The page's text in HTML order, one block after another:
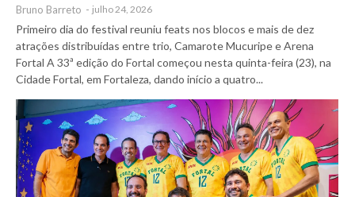
Bruno Barreto - julho 24, 2026
Primeiro dia do festival reuniu feats nos blocos e mais de dez
atrações distribuídas entre trio, Camarote Mucuripe e Arena
Fortal A 33ª edição do Fortal começou nesta quinta-feira (23), na
Cidade Fortal, em Fortaleza, dando início a quatro...